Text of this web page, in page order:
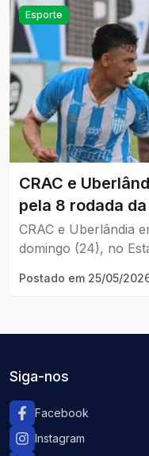
Esporte
CRAC e
pela 8 rodada da
CRAC e Uberlândia
domingo (24), no
Campeonato
Postado em 25/05/
Siga-nos
Facebook
Instagram